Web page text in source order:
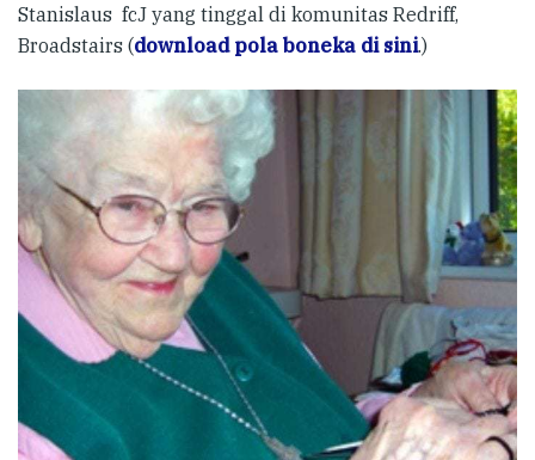
Stanislaus fcJ yang tinggal di komunitas Redriff,
Broadstairs (download pola boneka di sini.)